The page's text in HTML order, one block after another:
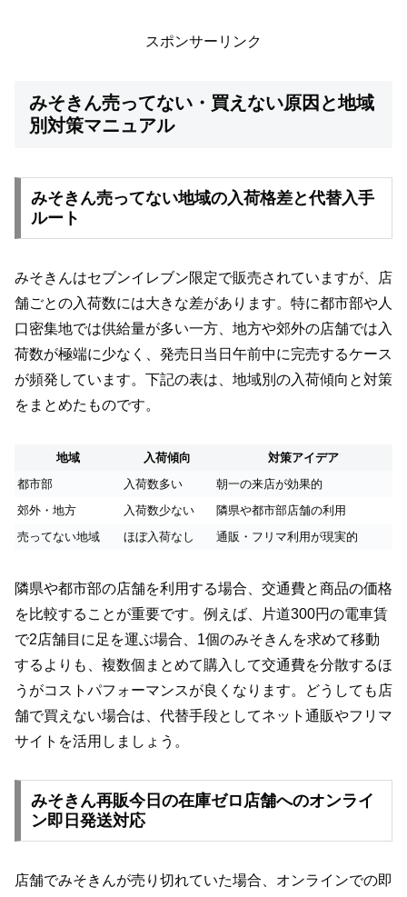
スポンサーリンク
みそきん売ってない・買えない原因と地域
別対策マニュアル
みそきん売ってない地域の入荷格差と代替入手
ルート
みそきんはセブンイレブン限定で販売されていますが、店
舗ごとの入荷数には大きな差があります。特に都市部や人
口密集地では供給量が多い一方、地方や郊外の店舗では入
荷数が極端に少なく、発売日当日午前中に完売するケース
が頻発しています。下記の表は、地域別の入荷傾向と対策
をまとめたものです。
地域 入荷傾向
対策アイデア
都市部
入荷数多い
朝一の来店が効果的
郊外・地方
入荷数少ない
隣県や都市部店舗の利用
売ってない地域
ほぼ入荷なし 通販・フリマ利用が現実的
隣県や都市部の店舗を利用する場合、交通費と商品の価格
を比較することが重要です。例えば、片道300円の電車賃
で2店舗目に足を運ぶ場合、1個のみそきんを求めて移動
するよりも、複数個まとめて購入して交通費を分散するほ
うがコストパフォーマンスが良くなります。どうしても店
舗で買えない場合は、代替手段としてネット通販やフリマ
サイトを活用しましょう。
みそきん再販今日の在庫ゼロ店舗へのオンライ
ン即日発送対応
店舗でみそきんが売り切れていた場合、オンラインでの即